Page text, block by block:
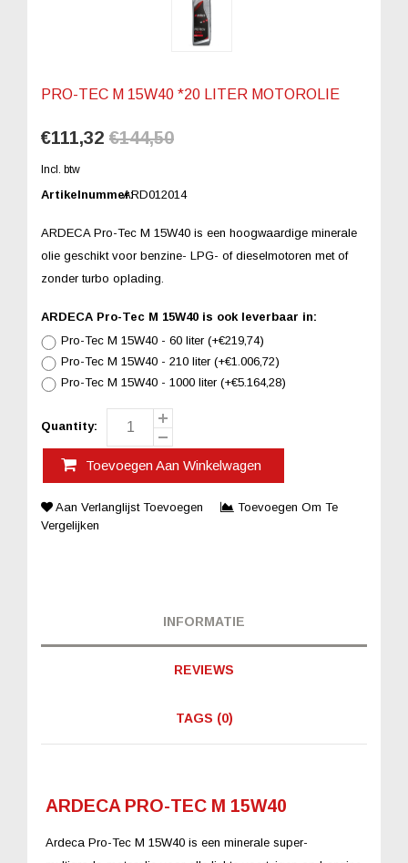
PRO-TEC M 15W40 *20 LITER MOTOROLIE
€111,32 €144,50
Incl. btw
Artikelnummer:ARD012014
ARDECA Pro-Tec M 15W40 is een hoogwaardige minerale
olie geschikt voor benzine- LPG- of dieselmotoren met of
zonder turbo oplading.
ARDECA Pro-Tec M 15W40 is ook leverbaar in:
Pro-Tec M 15W40 - 60 liter (+€219,74)
Pro-Tec M 15W40 - 210 liter (+€1.006,72)
Pro-Tec M 15W40 - 1000 liter (+€5.164,28)
Quantity:
Toevoegen Aan Winkelwagen
Aan Verlanglijst Toevoegen
Toevoegen Om Te
Vergelijken
INFORMATIE
REVIEWS
TAGS (0)
ARDECA PRO-TEC M 15W40
Ardeca Pro-Tec M 15W40 is een minerale super-